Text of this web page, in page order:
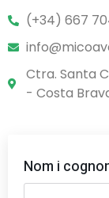
(+34) 667
Ctra. Santa
- Costa
Nom i